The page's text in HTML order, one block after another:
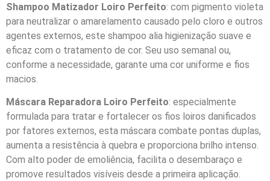
Shampoo Matizador Loiro Perfeito: com pigmento violeta
para neutralizar o amarelamento causado pelo cloro e outros
agentes externos, este shampoo alia higienização suave e
eficaz com o tratamento de cor. Seu uso semanal ou,
conforme a necessidade, garante uma cor uniforme e fios
macios.
Máscara Reparadora Loiro Perfeito: especialmente
formulada para tratar e fortalecer os fios loiros danificados
por fatores externos, esta máscara combate pontas duplas,
aumenta a resistência à quebra e proporciona brilho intenso.
Com alto poder de emoliência, facilita o desembaraço e
promove resultados visíveis desde a primeira aplicação.